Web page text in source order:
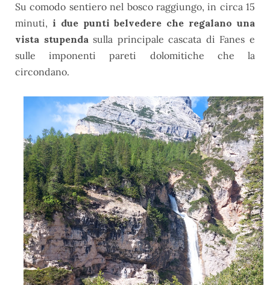
Su comodo sentiero nel bosco raggiungo, in circa 15
minuti, i due punti belvedere che regalano una
vista stupendasulla principale cascata di Fanes e
sulle imponenti pareti dolomitiche che la
circondano.